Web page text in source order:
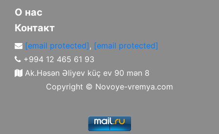
О нас
Контакт
[email protected], [email protected]
+994 12 465 61 93
Ak.Həsən Əliyev küç ev 90 mən 8
Copyright © Novoye-vremya.com